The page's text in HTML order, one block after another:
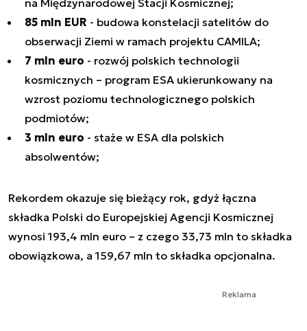
na Międzynarodowej Stacji Kosmicznej;
85 mln EUR - budowa konstelacji satelitów do
obserwacji Ziemi w ramach projektu CAMILA;
7 mln euro - rozwój polskich technologii
kosmicznych – program ESA ukierunkowany na
wzrost poziomu technologicznego polskich
podmiotów;
3 mln euro - staże w ESA dla polskich
absolwentów;
Rekordem okazuje się bieżący rok, gdyż łączna
składka Polski do Europejskiej Agencji Kosmicznej
wynosi 193,4 mln euro – z czego 33,73 mln to składka
obowiązkowa, a 159,67 mln to składka opcjonalna.
Reklama